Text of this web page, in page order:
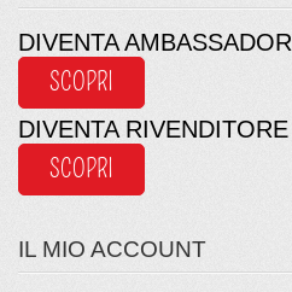
DIVENTA AMBASSADOR
SCOPRI
DIVENTA RIVENDITORE
SCOPRI
IL MIO ACCOUNT